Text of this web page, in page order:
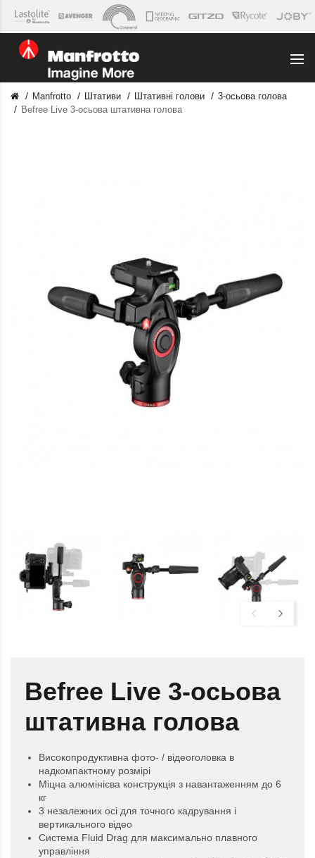
Manfrotto Штативи Штативні голови
3-осьова голова
Befree Live 3-осьова штативна голова
Befree Live 3-осьова
штативна голова
Високопродуктивна фото- / відеоголовка в
надкомпактному розмірі
Міцна алюмінієва конструкція з навантаженням до 6
кг
3 незалежних осі для точного кадрування і
вертикального відео
Система Fluid Drag для максимально плавного
управління